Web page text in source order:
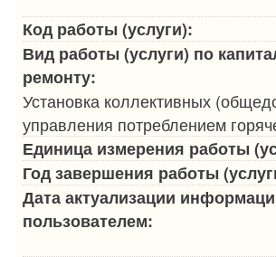
Код работы (услуги):
Вид работы (услуги) по
ремонту:
Установка коллективных
управления потреблением
Единица измерения работы
Год завершения работы
Дата актуализации
пользователем: